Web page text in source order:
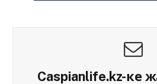
Caspianlife.kz-ке